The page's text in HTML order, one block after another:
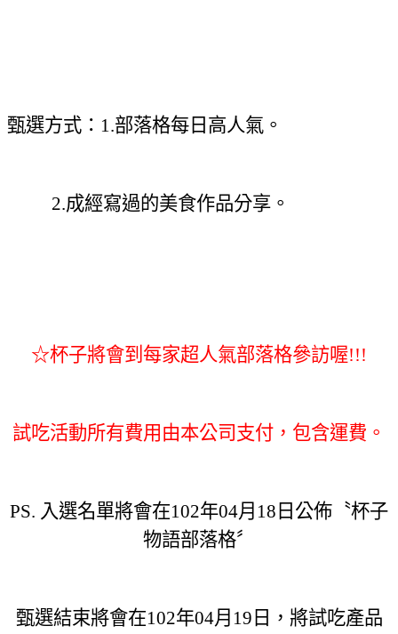
甄選方式：1.部落格每日高人氣。
2.成經寫過的美食作品分享。
☆杯子將會到每家超人氣部落格參訪喔!!!
試吃活動所有費用由本公司支付，包含運費。
PS. 入選名單將會在102年04月18日公佈 〝杯子
物語部落格〞
甄選結束將會在102年04月19日，將試吃產品